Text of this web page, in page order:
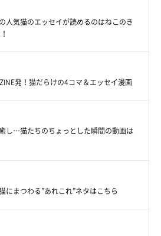
人気猫のエッセイが読めるのはねこのき
発！猫だらけの4コマ＆エッセイ漫画
し…猫たちのちょっとした瞬間の動画は
にまつわる”あれこれ”ネタはこちら